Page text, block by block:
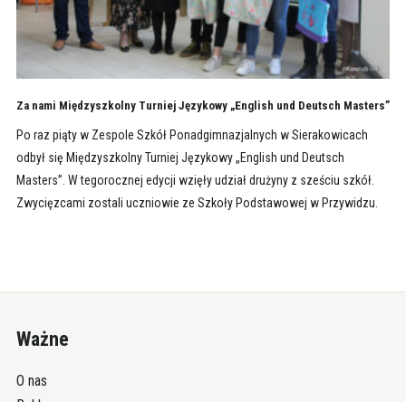
Za nami Międzyszkolny Turniej Językowy „English und Deutsch Masters”
Po raz piąty w Zespole Szkół Ponadgimnazjalnych w Sierakowicach
odbył się Międzyszkolny Turniej Językowy „English und Deutsch
Masters”. W tegorocznej edycji wzięły udział drużyny z sześciu szkół.
Zwycięzcami zostali uczniowie ze Szkoły Podstawowej w Przywidzu.
Ważne
O nas